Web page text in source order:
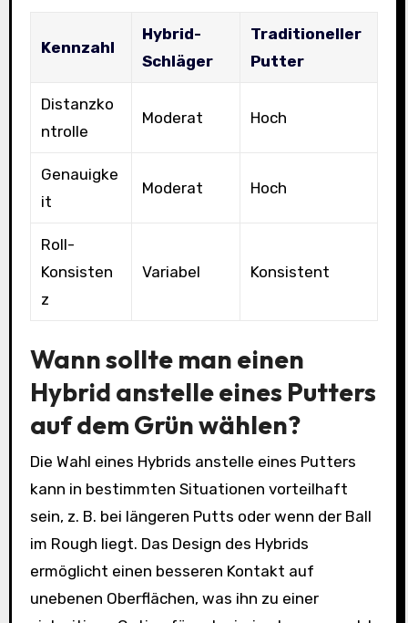
Kennzahl
Hybrid-
Schläger
Traditioneller
Putter
Distanzko
ntrolle
Moderat Hoch
Genauigke
it
Moderat Hoch
Roll-
Konsisten
z
Variabel Konsistent
Wann sollte man einen
Hybrid anstelle eines Putters
auf dem Grün wählen?
Die Wahl eines Hybrids anstelle eines Putters
kann in bestimmten Situationen vorteilhaft
sein, z. B. bei längeren Putts oder wenn der Ball
im Rough liegt. Das Design des Hybrids
ermöglicht einen besseren Kontakt auf
unebenen Oberflächen, was ihn zu einer